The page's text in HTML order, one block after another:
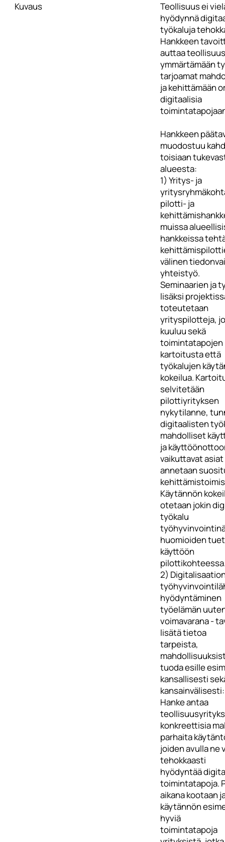
Kuvaus
Teollisuus ei
hyödynnä
työkaluja
Hankkeen
auttaa
ymmärtämään
tarjoamat
ja kehittämään
digitaalisia
Hankkeen
muodostuu
toisiaan
alueesta:
1) Yritys- ja
pilotti- ja
muissa
hankkeissa
välinen
yhteistyö.
Seminaarien ja
lisäksi
toteutetaan
yrityspilotteja,
kuuluu sekä
toimintatapojen
kartoitusta että
työkalujen
kokeilua.
selvitetään
pilottiyrityksen
nykytilanne,
digitaalisten
mahdolliset
ja
vaikuttavat asiat
annetaan
Käytännön
otetaan jokin
työkalu
huomioiden
käyttöön
2)
hyödyntäminen
työelämän
voimavarana -
lisätä tietoa
tarpeista,
tuoda esille
kansallisesti
kansainvälisesti:
Hanke antaa
konkreettisia
parhaita
joiden avulla ne
tehokkaasti
hyödyntää
toimintatapoja.
aikana kootaan
käytännön
hyviä
toimintatapoja